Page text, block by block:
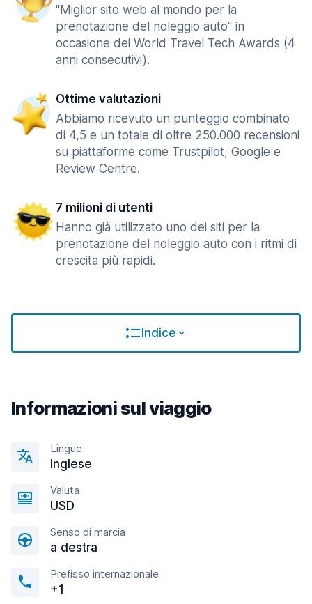
"Miglior sito web al mondo per la
prenotazione del noleggio auto" in
occasione dei World Travel Tech Awards (4
anni consecutivi).
Ottime valutazioni
Abbiamo ricevuto un punteggio combinato
di 4,5 e un totale di oltre 250.000 recensioni
su piattaforme come Trustpilot, Google e
Review Centre.
7 milioni di utenti
Hanno già utilizzato uno dei siti per la
prenotazione del noleggio auto con i ritmi di
crescita più rapidi.
Indice
Informazioni sul viaggio
Lingue
Inglese
Valuta
USD
Senso di marcia
a destra
Prefisso internazionale
+1